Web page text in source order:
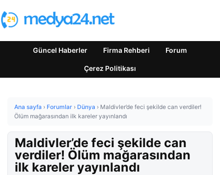
Güncel Haberler Firma Rehberi Forum
Çerez Politikası
Ana sayfa › Forumlar › Dünya › Maldivler’de feci şekilde can verdiler!
Ölüm mağarasından ilk kareler yayınlandı
Maldivler’de feci şekilde can
verdiler! Ölüm mağarasından
ilk kareler yayınlandı